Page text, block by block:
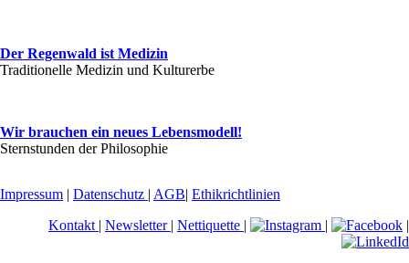
Der Regenwald ist Medizin
Traditionelle Medizin und Kulturerbe
Wir brauchen ein neues Lebensmodell!
Sternstunden der Philosophie
Impressum | Datenschutz | AGB| Ethikrichtlinien
Kontakt | Newsletter | Nettiquette | | |